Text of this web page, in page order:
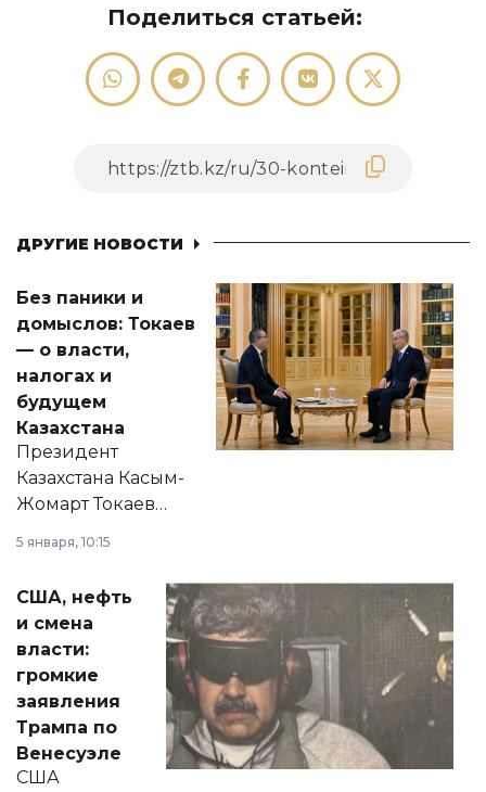
Поделиться статьей:
ДРУГИЕ НОВОСТИ
Без паники и
домыслов: Токаев
— о власти,
налогах и
будущем
Казахстана
Президент
Казахстана Касым-
Жомарт Токаев
сразу несколько
актуальных тем —
от слухов о
политических
реформах до
вопросов армии,
экономики и
личного здоровья.
5 января, 10:15
США, нефть
и смена
власти:
громкие
заявления
Трампа по
Венесуэле
США